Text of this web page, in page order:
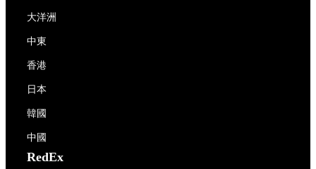
大洋洲
中東
香港
日本
韓國
中國
RedEx